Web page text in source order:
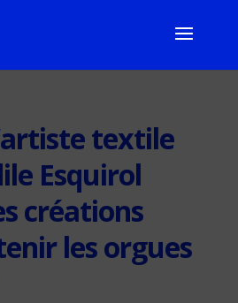
textile
Esquirol
créations
les orgues